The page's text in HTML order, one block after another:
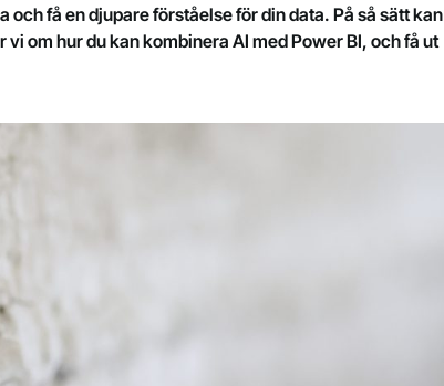
få en djupare förståelse för din data. På så sätt kan
om hur du kan kombinera AI med Power BI, och få ut